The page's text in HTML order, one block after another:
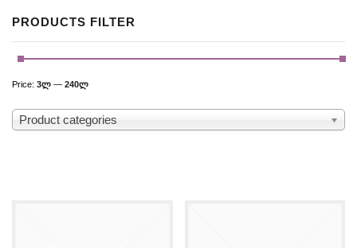
PRODUCTS FILTER
Price: 3ლ — 240ლ
Product categories